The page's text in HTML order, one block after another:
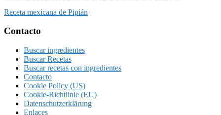
Receta mexicana de Pipián
Footer
Contacto
Buscar ingredientes
Buscar Recetas
Buscar recetas con ingredientes
Contacto
Cookie Policy (US)
Cookie-Richtlinie (EU)
Datenschutzerklärung
Enlaces